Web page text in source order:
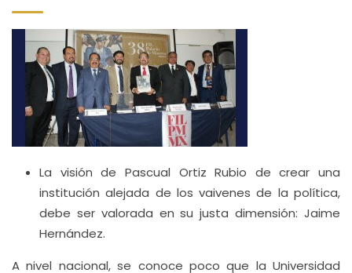
La visión de Pascual Ortiz Rubio de crear una
institución alejada de los vaivenes de la política,
debe ser valorada en su justa dimensión: Jaime
Hernández.
A nivel nacional, se conoce poco que la Universidad